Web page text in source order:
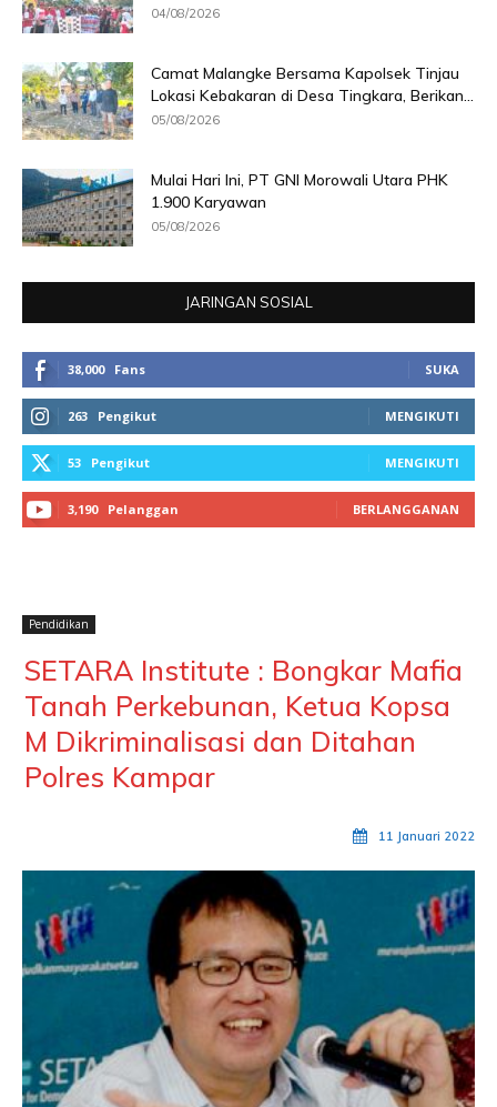
04/08/2026
Camat Malangke Bersama Kapolsek Tinjau
Lokasi Kebakaran di Desa Tingkara, Berikan...
05/08/2026
Mulai Hari Ini, PT GNI Morowali Utara PHK
1.900 Karyawan
05/08/2026
JARINGAN SOSIAL
38,000 Fans SUKA
263 Pengikut MENGIKUTI
53 Pengikut MENGIKUTI
3,190 Pelanggan BERLANGGANAN